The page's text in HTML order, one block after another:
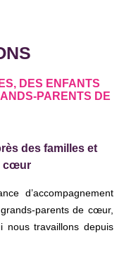
DES ENFANTS
PARENTS DE
des familles et
cœur
d’accompagnement
parents de cœur,
nous travaillons depuis